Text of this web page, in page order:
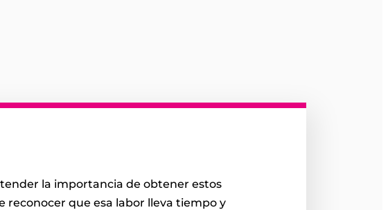
la importancia de obtener estos
reconocer que esa labor lleva tiempo y